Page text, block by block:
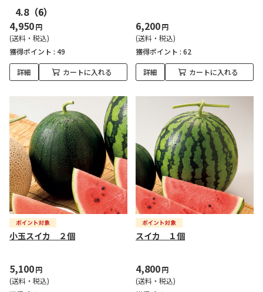
4.8（6）
4,950円
(送料・税込)
獲得ポイント : 49
詳細 カートに入れる
6,200円
(送料・税込)
獲得ポイント : 62
詳細 カートに入れる
小玉スイカ ２個
5,100円
(送料・税込)
スイカ １個
4,800円
(送料・税込)